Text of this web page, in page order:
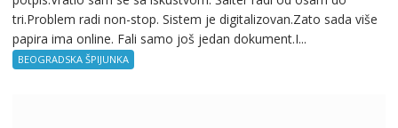
Birokratija
tri.Problem radi non-stop. Sistem je digitalizovan.Zato sada više
papira ima online. Fali samo još jedan dokument.I...
BEOGRADSKA ŠPIJUNKA